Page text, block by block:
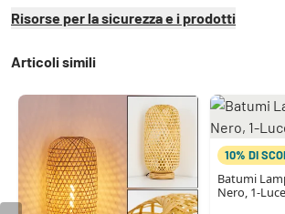
Risorse per la sicurezza e i prodotti
Articoli simili
10% DI
Batumi
Nero, 1-Luce